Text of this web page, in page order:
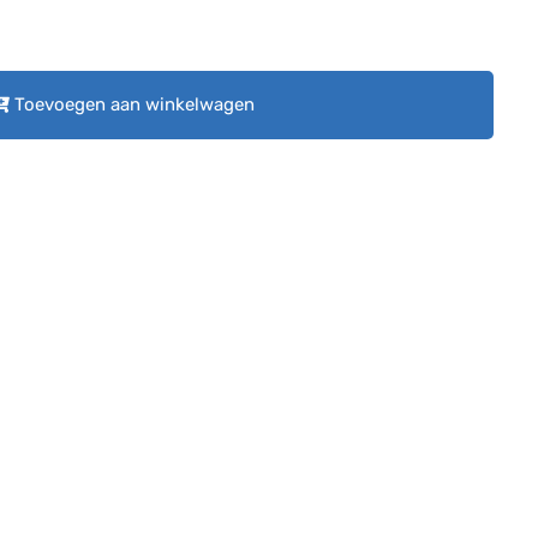
Toevoegen aan winkelwagen